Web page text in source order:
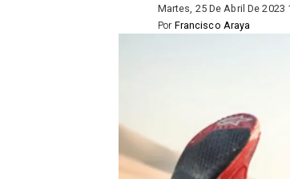
Martes, 25 De Abril De 2023
Francisco Araya
Por